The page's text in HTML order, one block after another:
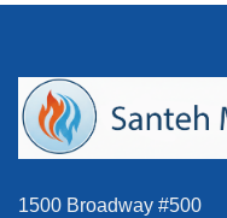
1500 Broadway #500